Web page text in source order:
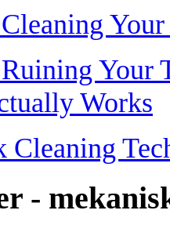
Your
Works
Cleaning
-